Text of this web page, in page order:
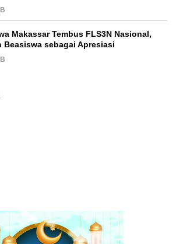
Makassar Tembus FLS3N Nasional,
Beasiswa sebagai Apresiasi